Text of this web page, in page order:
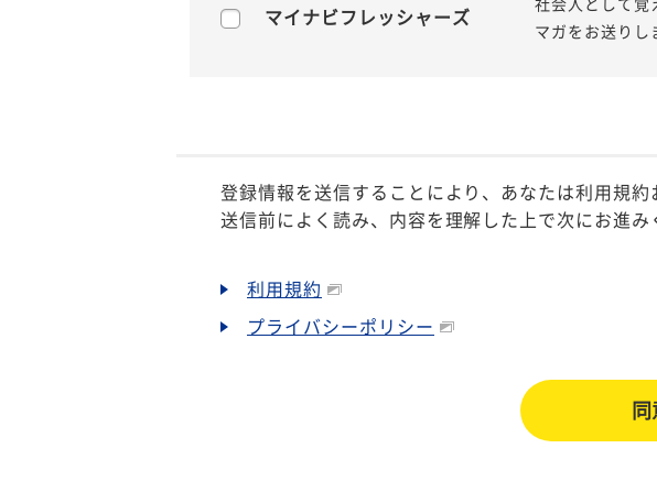
マイナビフレッシャーズ
社会人として覚
マガをお送りし
登録情報を送信することにより、あなたは利用規
送信前によく読み、内容を理解した上で次にお進み
利用規約
プライバシーポリシー